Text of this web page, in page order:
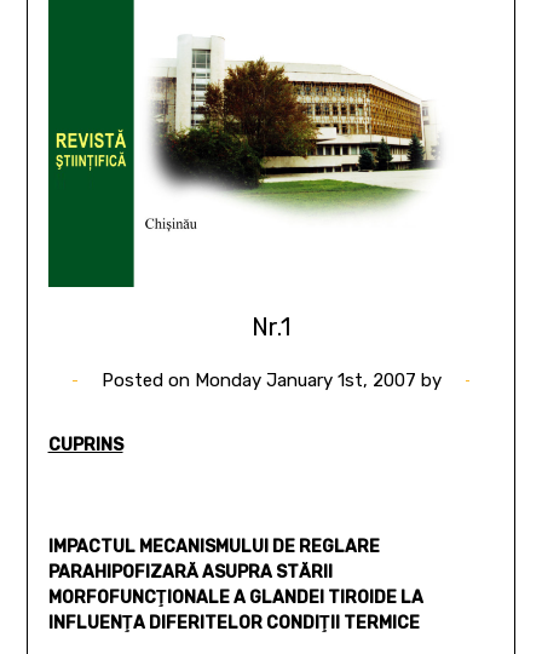
Nr.1
Posted on Monday January 1st, 2007 by
CUPRINS
IMPACTUL MECANISMULUI DE REGLARE
PARAHIPOFIZARĂ ASUPRA STĂRII
MORFOFUNCŢIONALE A GLANDEI TIROIDE LA
INFLUENŢA DIFERITELOR CONDIŢII TERMICE